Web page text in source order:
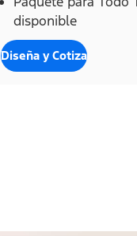
disponible
Diseña y Cotiza